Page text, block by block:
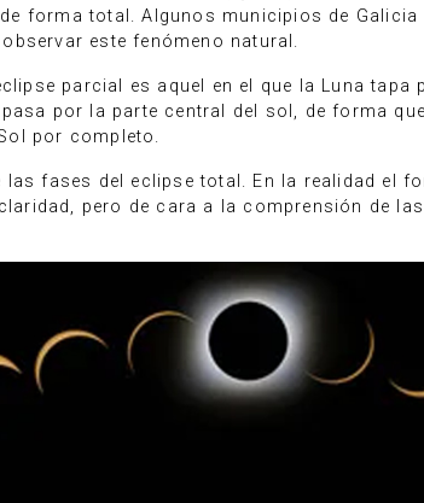
forma total. Algunos municipios de
este fenómeno natural.
parcial es aquel en el que la Luna
por la parte central del sol, de forma
por completo.
fases del eclipse total. En la realidad el
pero de cara a la comprensión de